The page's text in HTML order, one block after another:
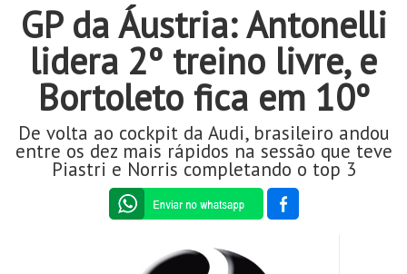
GP da Áustria: Antonelli
lidera 2º treino livre, e
Bortoleto fica em 10º
De volta ao cockpit da Audi, brasileiro andou
entre os dez mais rápidos na sessão que teve
Piastri e Norris completando o top 3